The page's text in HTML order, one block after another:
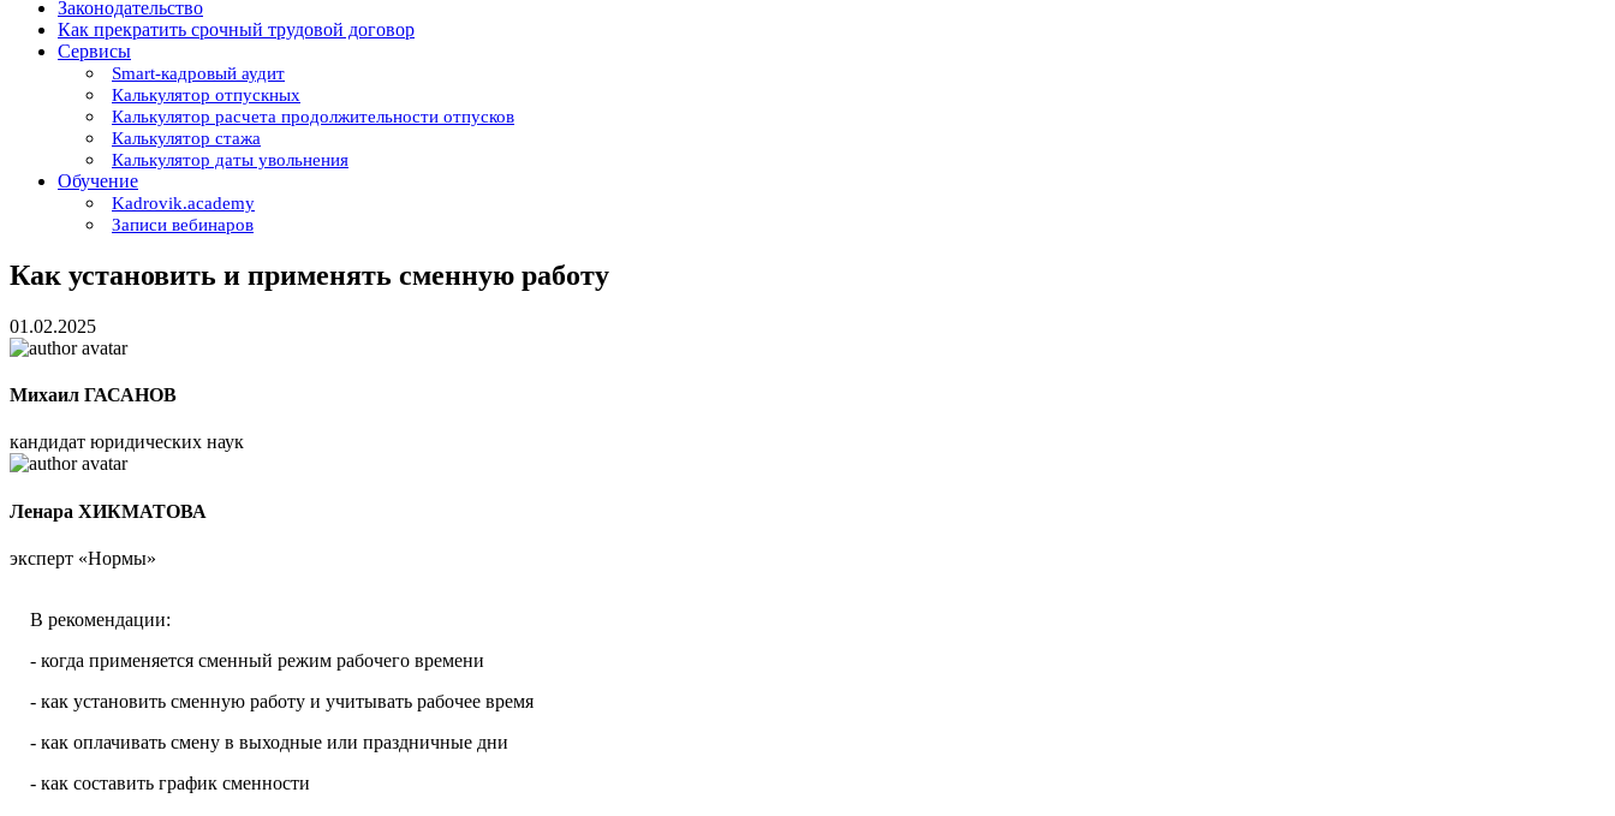
Законодательство
Как прекратить срочный трудовой договор
Сервисы
Smart-кадровый аудит
Калькулятор отпускных
Калькулятор расчета продолжительности отпусков
Калькулятор стажа
Калькулятор даты увольнения
Обучение
Kadrovik.academy
Записи вебинаров
Как установить и применять сменную работу
01.02.2025
Михаил ГАСАНОВ
кандидат юридических наук
Ленара ХИКМАТОВА
эксперт «Нормы»
В рекомендации:
- когда применяется сменный режим рабочего времени
- как установить сменную работу и учитывать рабочее время
- как оплачивать смену в выходные или праздничные дни
- как составить график сменности